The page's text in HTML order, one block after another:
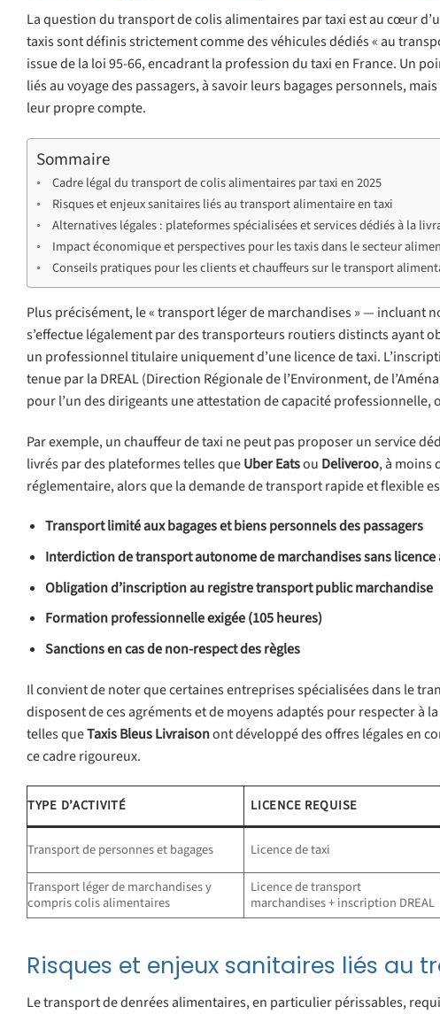
La question du transport de colis alimentaires par taxi est au cœur
taxis sont définis strictement comme des véhicules dédiés « au
issue de la loi 95-66, encadrant la profession du taxi en France. Un
liés au voyage des passagers, à savoir leurs bagages personnels,
leur propre compte.
Sommaire
Cadre légal du transport de colis alimentaires par taxi en 2025
Risques et enjeux sanitaires liés au transport alimentaire en taxi
Alternatives légales : plateformes spécialisées et services dédiés à la
Impact économique et perspectives pour les taxis dans le secteur
Conseils pratiques pour les clients et chauffeurs sur le transport
Plus précisément, le « transport léger de marchandises » — incluant
s’effectue légalement par des transporteurs routiers distincts ayant
un professionnel titulaire uniquement d’une licence de taxi.
tenue par la DREAL (Direction Régionale de l’Environment, de
pour l’un des dirigeants une attestation de capacité
Par exemple, un chauffeur de taxi ne peut pas proposer un service
livrés par des plateformes telles queUber Eatsou Deliveroo, à moins
réglementaire, alors que la demande de transport rapide et flexible
Transport limité aux bagages et biens personnels des passagers
Interdiction de transport autonome de marchandises sans licence
Obligation d’inscription au registre transport public marchandise
Formation professionnelle exigée (105 heures)
Sanctions en cas de non-respect des règles
Il convient de noter que certaines entreprises spécialisées dans le
disposent de ces agréments et de moyens adaptés pour respecter à
telles queTaxis Bleus Livraisonont développé des offres légales en
ce cadre rigoureux.
TYPE D’ACTIVITÉ LICENCE REQUISE
Transport de personnes et bagages Licence de taxi
Transport léger de marchandises y
compris colis alimentaires
Licence de transport
marchandises + inscription DREAL
Risques et enjeux sanitaires liés au
Le transport de denrées alimentaires, en particulier périssables,